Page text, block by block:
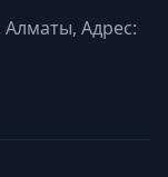
Алматы, Адрес: